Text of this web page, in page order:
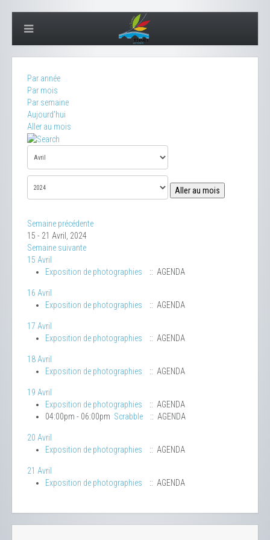
Par année
Par mois
Par semaine
Aujourd'hui
Aller au mois
Aller au mois
Semaine précédente
15 - 21 Avril, 2024
Semaine suivante
15 Avril
Exposition de photographies
:: AGENDA
16 Avril
Exposition de photographies
:: AGENDA
17 Avril
Exposition de photographies
:: AGENDA
18 Avril
Exposition de photographies
:: AGENDA
19 Avril
Exposition de photographies
:: AGENDA
04:00pm - 06:00pm Scrabble :: AGENDA
20 Avril
Exposition de photographies
:: AGENDA
21 Avril
Exposition de photographies
:: AGENDA